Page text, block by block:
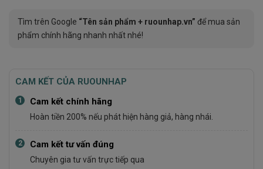
Tìm trên Google “Tên sản phẩm + ruounhap.vn” để mua sản
phẩm chính hãng nhanh nhất nhé!
CAM KẾT CỦA RUOUNHAP
1 Cam kết chính hãng
Hoàn tiền 200% nếu phát hiện hàng giả, hàng nhái.
2 Cam kết tư vấn đúng
Chuyên gia tư vấn trực tiếp qua